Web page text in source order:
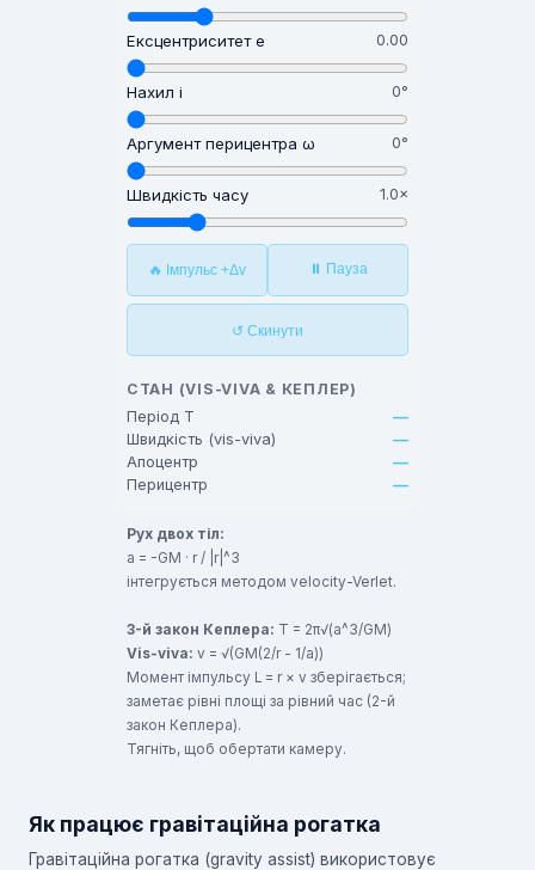
Ексцентриситет e 0.00
Нахил i 0°
Аргумент перицентра ω 0°
Швидкість часу 1.0×
🔥 Імпульс +Δv ⏸ Пауза
↺ Скинути
СТАН (VIS-VIVA & КЕПЛЕР)
Період T
—
Швидкість (vis-viva)
—
Апоцентр
—
Перицентр
—
Рух двох тіл:
a = -GM · r / |r|^3
інтегрується методом velocity-Verlet.
3-й закон Кеплера: T = 2π√(a^3/GM)
Vis-viva: v = √(GM(2/r - 1/a))
Момент імпульсу L = r × v зберігається;
заметає рівні площі за рівний час (2-й
закон Кеплера).
Тягніть, щоб обертати камеру.
Як працює гравітаційна рогатка
Гравітаційна рогатка (gravity assist) використовує